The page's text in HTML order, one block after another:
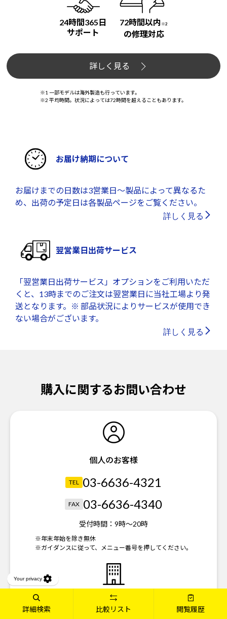
24時間365日
サポート
72時間以内 ※2
の修理対応
詳しく見る
※1 一部モデルは海外製造も行っています。
※2 平均時間。状況によっては72時間を超えることもあります。
お届け納期について
お届けまでの日数は3営業日～製品によって異なるた
め、出荷の予定日は各製品ページをご覧ください。
詳しく見る
翌営業日出荷サービス
「翌営業日出荷サービス」オプションをご利用いただ
くと、13時までのご注文は翌営業日に当社工場より発
送となります。※ 部品状況によりサービスが使用でき
ない場合がございます。
詳しく見る
購入に関するお問い合わせ
個人のお客様
TEL 03-6636-4321
FAX 03-6636-4340
受付時間： 9時～20時
※年末年始を除き無休
※ガイダンスに従って、メニュー番号を押してください。
法人のお客様
詳細検索 比較リスト 閲覧履歴